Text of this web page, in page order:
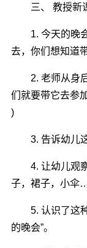
三、 教授新
1. 今天的晚会
去，你们想知道
2. 老师从身后
们就要带它去参
)
3. 告诉幼儿这
4. 让幼儿观察
子，裙子，小
5. 认识了这种
的晚会”。